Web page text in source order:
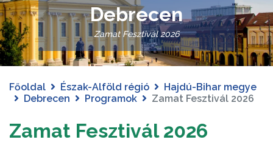
Debrecen
Zamat Fesztivál 2026
Főoldal Észak-Alföld régió
Hajdú-Bihar megye
Debrecen
Programok Zamat Fesztivál 2026
Zamat Fesztivál 2026